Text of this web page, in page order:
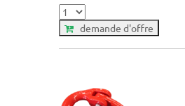
demande d'offre